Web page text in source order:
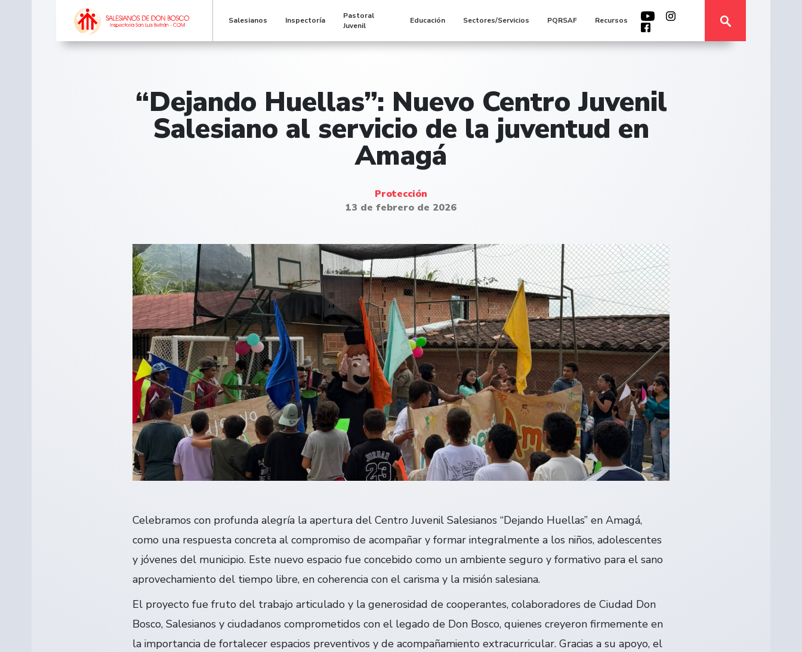
Salesianos Inspectoría
Pastoral
Juvenil
Educación Sectores/Servicios PQRSAF Recursos
“Dejando Huellas”: Nuevo Centro Juvenil
Salesiano al servicio de la juventud en
Amagá
Protección
13 de febrero de 2026
Celebramos con profunda alegría la apertura del Centro Juvenil Salesianos “Dejando Huellas” en Amagá,
como una respuesta concreta al compromiso de acompañar y formar integralmente a los niños, adolescentes
y jóvenes del municipio. Este nuevo espacio fue concebido como un ambiente seguro y formativo para el sano
aprovechamiento del tiempo libre, en coherencia con el carisma y la misión salesiana.
El proyecto fue fruto del trabajo articulado y la generosidad de cooperantes, colaboradores de Ciudad Don
Bosco, Salesianos y ciudadanos comprometidos con el legado de Don Bosco, quienes creyeron firmemente en
la importancia de fortalecer espacios preventivos y de acompañamiento extracurricular. Gracias a su apoyo, el